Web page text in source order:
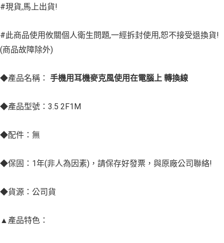
#現貨,馬上出貨!
#此商品使用攸關個人衛生問題,一經拆封使用,恕不接受退換貨!
(商品故障除外)
◆產品名稱： 手機用耳機麥克風使用在電腦上 轉換線
◆產品型號：3.5 2F1M
◆配件：無
◆保固：1年(非人為因素)，請保存好發票，與原廠公司聯絡!
◆貨源：公司貨
▲產品特色：